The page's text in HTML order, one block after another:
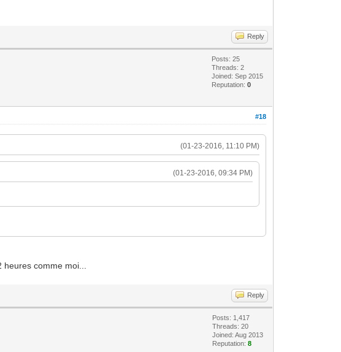
Reply
Posts: 25
Threads: 2
Joined: Sep 2015
Reputation:0
#18
(01-23-2016, 11:10 PM)
(01-23-2016, 09:34 PM)
comme moi...
Reply
Posts: 1,417
Threads: 20
Joined: Aug 2013
Reputation:8